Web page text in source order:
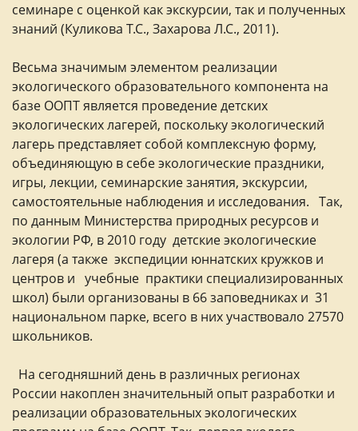
семинаре с оценкой как экскурсии, так и полученных
знаний (Куликова Т.С., Захарова Л.С., 2011).
Весьма значимым элементом реализации
экологического образовательного компонента на
базе ООПТ является проведение детских
экологических лагерей, поскольку экологический
лагерь представляет собой комплексную форму,
объединяющую в себе экологические праздники,
игры, лекции, семинарские занятия, экскурсии,
самостоятельные наблюдения и исследования. Так,
по данным Министерства природных ресурсов и
экологии РФ, в 2010 году детские экологические
лагеря (а также экспедиции юннатских кружков и
центров и учебные практики специализированных
школ) были организованы в 66 заповедниках и 31
национальном парке, всего в них участвовало 27570
школьников.
На сегодняшний день в различных регионах
России накоплен значительный опыт разработки и
реализации образовательных экологических